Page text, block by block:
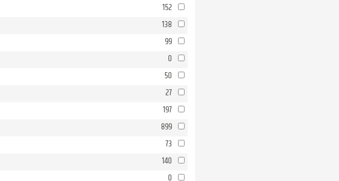
152
138
99
0
50
27
197
899
73
140
0